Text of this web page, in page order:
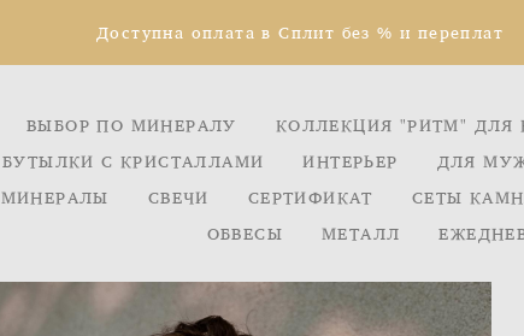
Доступна оплата в Сплит без % и переплат
ВЫБОР ПО МИНЕРАЛУ КОЛЛЕКЦИЯ "РИТМ" ДЛЯ
БУТЫЛКИ С КРИСТАЛЛАМИ
ИНТЕРЬЕР ДЛЯ
МИНЕРАЛЫ
СВЕЧИ СЕРТИФИКАТ СЕТЫ
ОБВЕСЫ
МЕТАЛЛ